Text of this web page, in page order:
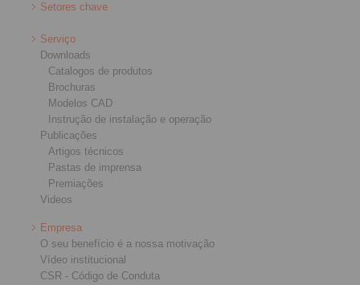
Setores chave
Serviço
Downloads
Catalogos de produtos
Brochuras
Modelos CAD
Instrução de instalação e operação
Publicações
Artigos técnicos
Pastas de imprensa
Premiações
Videos
Empresa
O seu benefício é a nossa motivação
Vídeo institucional
CSR - Código de Conduta